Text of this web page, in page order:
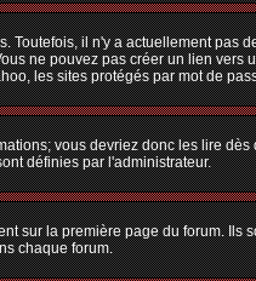
Toutefois, il n'y a actuellement
ne pouvez pas créer un lien
les sites protégés par mot de
vous devriez donc les lire
définies par l'administrateur.
sur la première page du forum.
chaque forum.